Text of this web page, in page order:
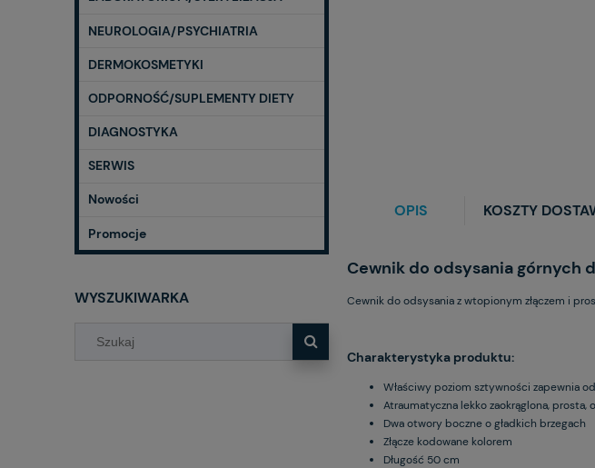
NEUROLOGIA/PSYCHIATRIA
DERMOKOSMETYKI
ODPORNOŚĆ/SUPLEMENTY DIETY
DIAGNOSTYKA
SERWIS
Nowości
Promocje
WYSZUKIWARKA
OPIS KOSZTY
Cewnik do odsysania górnych
Cewnik do odsysania z wtopionym złączem i
Charakterystyka produktu:
Właściwy poziom sztywności zapewnia
Atraumatyczna lekko zaokrąglona,
Dwa otwory boczne o gładkich brzegach
Złącze kodowane kolorem
Długość 50 cm